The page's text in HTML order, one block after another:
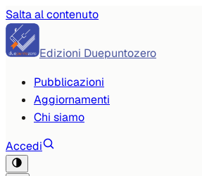
Salta al contenuto
Edizioni Duepuntozero
Pubblicazioni
Aggiornamenti
Chi siamo
Accedi